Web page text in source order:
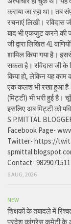
कराया जा रहा था। तब
रचनाएं लिखी। रविदास
बाद भी एकजुट करने की
जी द्वारा लिखित 41
शामिल किया गया है।
सकता है। रविदास जी के
किया हो, लेकिन यह
एक कलश भी रखा हुआ है।
(मिट्टी) भी भरी हुई है।
इसलिए अब मिट्टी को
S.P.MITTAL
Facebook Page-
Twitter- https://
Contact- 9829071511
6 AUG, 2026
NEW
शिक्षकों के तबादले में
प्रदेश कांग्रेस कमेटी के